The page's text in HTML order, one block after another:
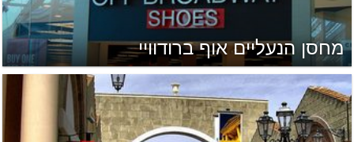
מחסן הנעליים אוף ברודוויי